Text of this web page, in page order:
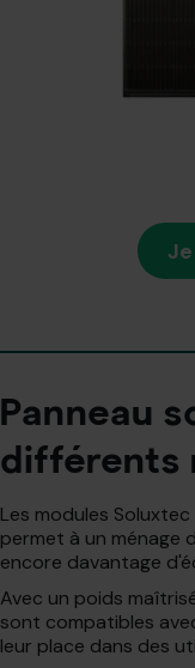
Panneau
différents
Les modules
permet à un ménage
encore davantage
Avec un poids
sont compatibles
leur place dans des